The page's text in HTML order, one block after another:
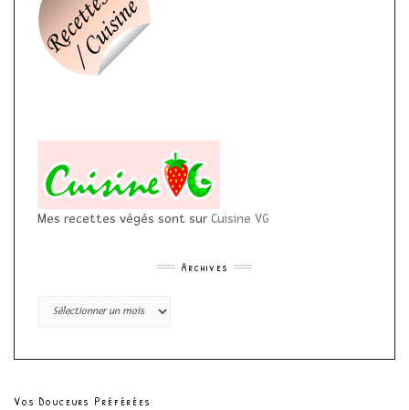
Mes recettes végés sont sur Cuisine VG
Archives
Archives
Vos Douceurs Préférées